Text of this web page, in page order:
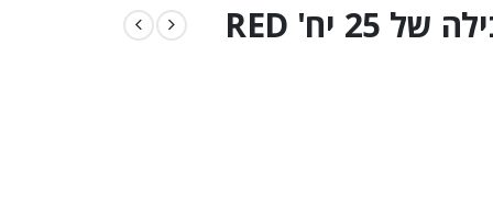
בלון גומי נקניק Q660 חבילה של 25 יח' RED